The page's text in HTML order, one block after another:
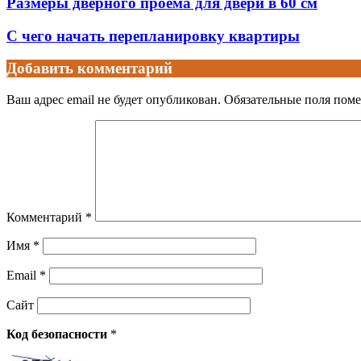
С чего начать перепланировку квартиры
Добавить комментарий
Ваш адрес email не будет опубликован. Обязательные поля
Комментарий *
Имя *
Email *
Сайт
Код безопасности *